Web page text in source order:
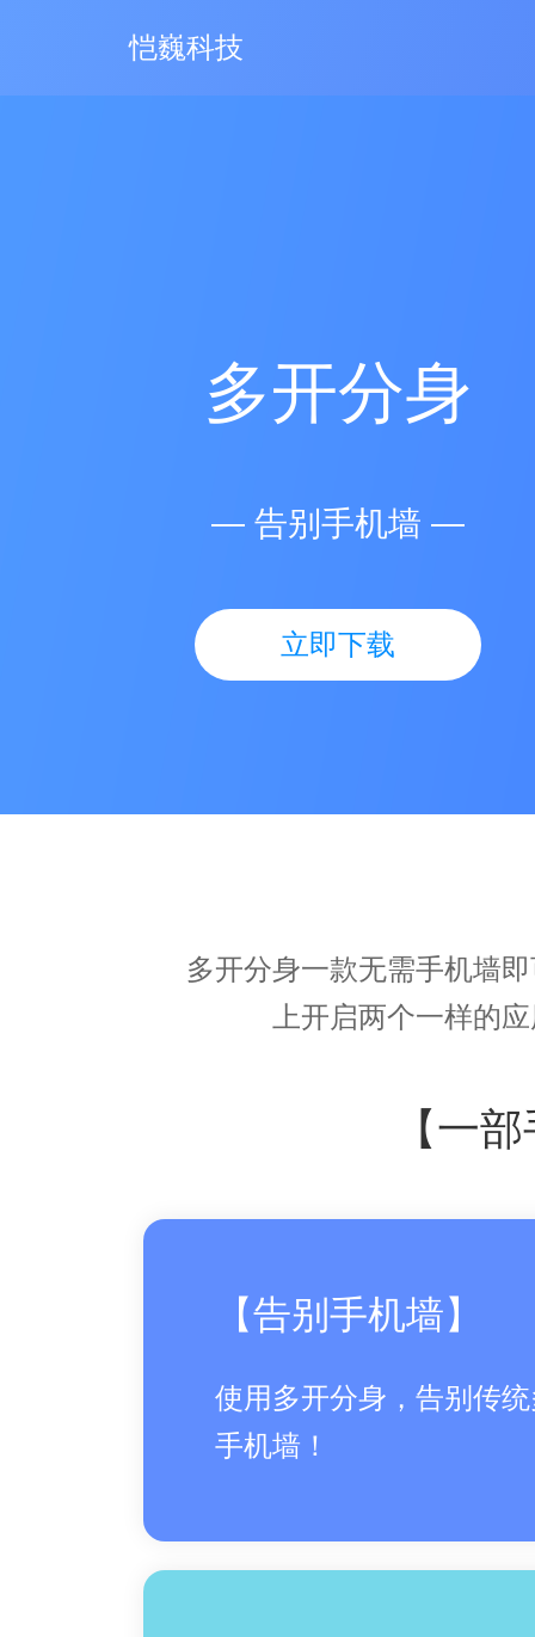
恺巍科技
多开分身
— 告别手机墙 —
立即下载
多开分身一款无需手机墙
上开启两个一样的
【一
【告别手机墙】
使用多开分身，告别传
手机墙！